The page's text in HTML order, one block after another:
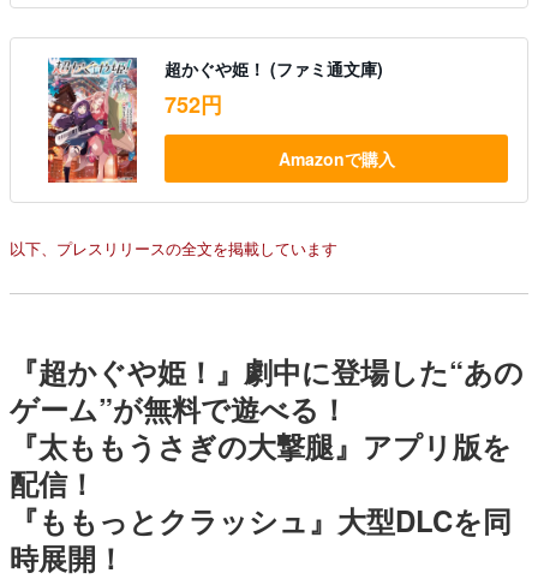
超かぐや姫！ (ファミ通文庫)
752円
Amazonで購入
以下、プレスリリースの全文を掲載しています
『超かぐや姫！』劇中に登場した“あの
ゲーム”が無料で遊べる！
『太ももうさぎの大撃腿』アプリ版を
配信！
『ももっとクラッシュ』大型DLCを同
時展開！